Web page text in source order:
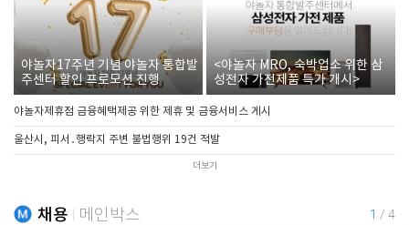
야놀자17주년 기념 야놀자 통합발
주센터 할인 프로모션 진행
<야놀자 MRO, 숙박업소 위한 삼
성전자 가전제품 특가 개시>
야놀자제휴점 금융혜택제공 위한 제휴 및 금융서비스 게시
울산시, 피서․행락지 주변 불법행위 19건 적발
더보기
채용 메인박스 1 / 4